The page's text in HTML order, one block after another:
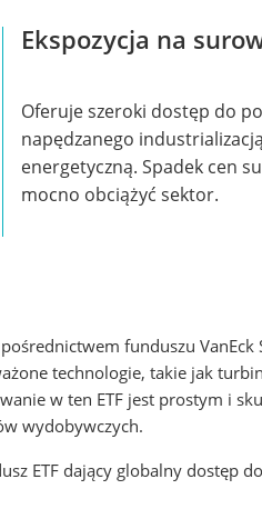
Ekspozycja na
Oferuje szeroki dostęp do
napędzanego
energetyczną. Spadek cen
mocno obciążyć sektor.
funduszu
technologie, takie jak
w ten ETF jest prostym i
wydobywczych.
ETF dający globalny